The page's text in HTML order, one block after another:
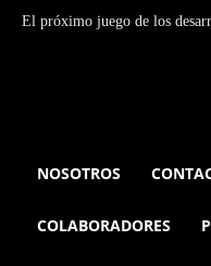
El próximo juego de los
NOSOTROS
COLABORADORES